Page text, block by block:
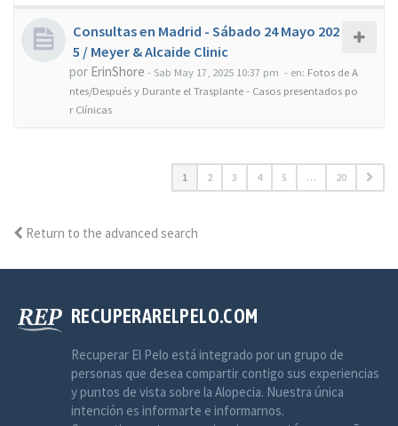
Consultas en Madrid - Sábado 24 Mayo 202
5 / Meyer & Alcaide Clinic
por ErinShore - Sab May 17, 2025 10:37 pm - en: Fotos de A
ntes/Después y Durante el Trasplante - Casos presentados po
r Clínicas
1 2 3 4 5 … 20
Return to the advanced search
RECUPERARELPELO.COM
Recuperar El Pelo está integrado por un grupo de
personas que desea compartir contigo sus experiencias
y puntos de vista sobre la Alopecia. Nuestra única
intención es informarte e informarnos.